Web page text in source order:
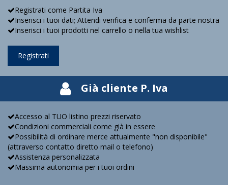
Registrati come Partita Iva
Inserisci i tuoi dati; Attendi verifica e conferma da parte nostra
Inserisci i tuoi prodotti nel carrello o nella tua wishlist
Registrati
Già cliente P. Iva
Accesso al TUO listino prezzi riservato
Condizioni commerciali come già in essere
Possibilità di ordinare merce attualmente "non disponibile"
(attraverso contatto diretto mail o telefono)
Assistenza personalizzata
Massima autonomia per i tuoi ordini